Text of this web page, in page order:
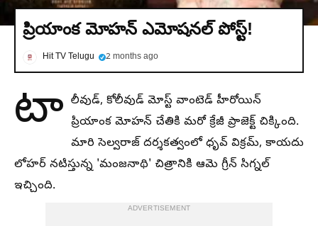
ప్రియాంక మోహన్ ఎమోషనల్ పోస్ట్!
Hit TV Telugu 2 months ago
టా లీవుడ్, కోలీవుడ్ మోస్ట్ వాంటెడ్ హీరోయిన్
ప్రియాంక మోహన్ చేతికి మరో క్రేజీ ప్రాజెక్ట్ చిక్కింది.
మారి సెల్వరాజ్ దర్శకత్వంలో ధృవ్ విక్రమ్, కాయదు
లోహర్ నటిస్తున్న 'మంజనాథి' చిత్రానికి ఆమె గ్రీన్ సిగ్నల్
ఇచ్చింది.
ADVERTISEMENT